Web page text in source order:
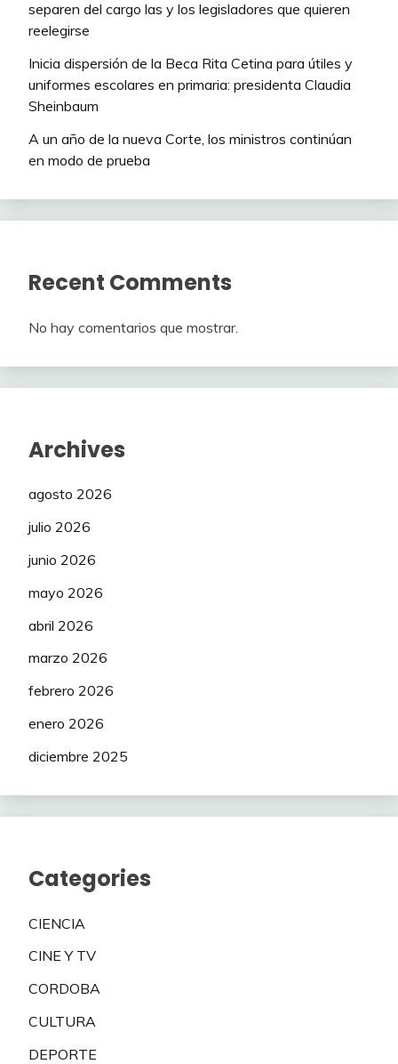
separen del cargo las y los legisladores que quieren
reelegirse
Inicia dispersión de la Beca Rita Cetina para útiles y
uniformes escolares en primaria: presidenta Claudia
Sheinbaum
A un año de la nueva Corte, los ministros continúan
en modo de prueba
Recent Comments
No hay comentarios que mostrar.
Archives
agosto 2026
julio 2026
junio 2026
mayo 2026
abril 2026
marzo 2026
febrero 2026
enero 2026
diciembre 2025
Categories
CIENCIA
CINE Y TV
CORDOBA
CULTURA
DEPORTE